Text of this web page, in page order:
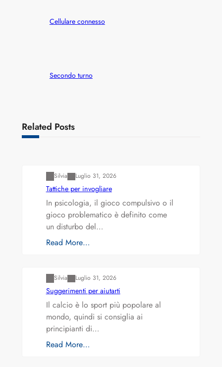
Cellulare connesso
Secondo turno
Related Posts
Silvia Luglio 31, 2026
Tattiche per invogliare
In psicologia, il gioco compulsivo o il
gioco problematico è definito come
un disturbo del…
Read More…
Silvia Luglio 31, 2026
Suggerimenti per aiutarti
Il calcio è lo sport più popolare al
mondo, quindi si consiglia ai
principianti di…
Read More…